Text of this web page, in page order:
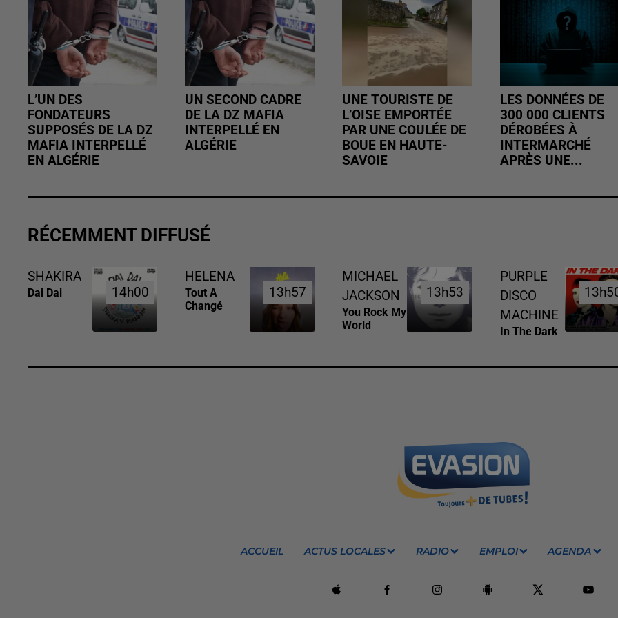
L’UN DES
FONDATEURS
SUPPOSÉS DE LA DZ
MAFIA INTERPELLÉ
EN ALGÉRIE
UN SECOND CADRE
DE LA DZ MAFIA
INTERPELLÉ EN
ALGÉRIE
UNE TOURISTE DE
L’OISE EMPORTÉE
PAR UNE COULÉE DE
BOUE EN HAUTE-
SAVOIE
LES DONNÉES DE
300 000 CLIENTS
DÉROBÉES À
INTERMARCHÉ
APRÈS UNE...
RÉCEMMENT DIFFUSÉ
SHAKIRA
Dai Dai 14h00
14h00
HELENA
Tout A
Changé
13h57
13h57
MICHAEL
JACKSON
You Rock My
World
13h53
13h53
PURPLE
DISCO
MACHINE
In The Dark
ACCUEIL ACTUS LOCALES RADIO EMPLOI AGENDA